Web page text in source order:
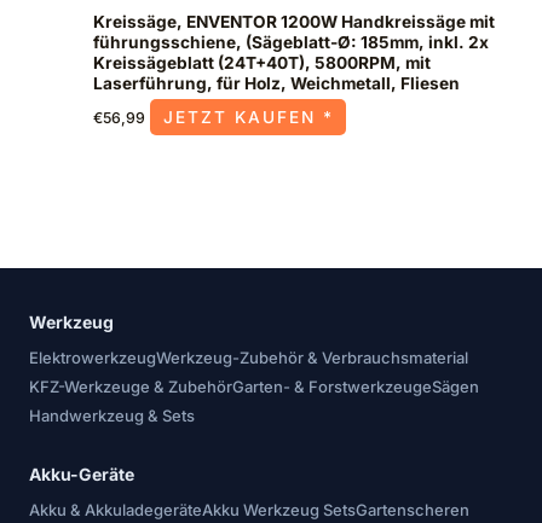
Kreissäge, ENVENTOR 1200W Handkreissäge mit
führungsschiene, (Sägeblatt-Ø: 185mm, inkl. 2x
Kreissägeblatt (24T+40T), 5800RPM, mit
Laserführung, für Holz, Weichmetall, Fliesen
€56,99 JETZT KAUFEN *
Werkzeug
ElektrowerkzeugWerkzeug-Zubehör & Verbrauchsmaterial
KFZ-Werkzeuge & ZubehörGarten- & ForstwerkzeugeSägen
Handwerkzeug & Sets
Akku-Geräte
Akku & AkkuladegeräteAkku Werkzeug SetsGartenscheren